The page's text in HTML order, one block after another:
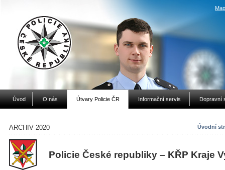
Úvod O nás Útvary Policie ČR Informační servis Dopravní
Úvodní
ARCHIV 2020
Policie České republiky – KŘP Kraje